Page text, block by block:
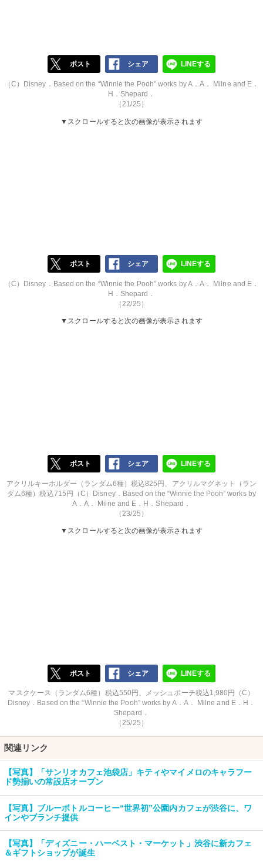
ポスト シェア LINEする
（C）Disney．Based on the “Winnie the Pooh” works by A．A． Milne and E．
H．Shepard．
（21/25）
▼スクロールすると次の画像が表示されます
ポスト シェア LINEする
（C）Disney．Based on the “Winnie the Pooh” works by A．A． Milne and E．
H．Shepard．
（22/25）
▼スクロールすると次の画像が表示されます
ポスト シェア LINEする
アクリルキーホルダー（ランダム6種）税込825円、アクリルマグネット（ラン
ダム6種）税込715円（C）Disney．Based on the “Winnie the Pooh” works by
A．A． Milne and E．H．Shepard．
（23/25）
▼スクロールすると次の画像が表示されます
ポスト シェア LINEする
マスクケース（ランダム6種）税込550円、メッシュポーチ税込1,980円（C）
Disney．Based on the “Winnie the Pooh” works by A．A． Milne and E．H．
Shepard．
（25/25）
関連リンク
【写真】「サンリオカフェ池袋店」キティやマイメロのキャラフー
ド勢揃いの常設店オープン
【写真】ブルーボトルコーヒー“世界初”公園内カフェが渋谷に、ワ
インやブランチ提供
【写真】「ディズニー・ハーベスト・マーケット」渋谷に新カフェ
＆ギフトショップが誕生